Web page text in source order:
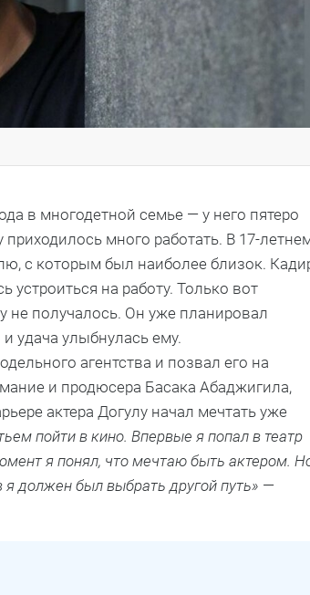
в многодетной семье — у него пятеро
много работать. В 17-
с которым был наиболее близок.
устроиться на работу. Только вот
не получалось. Он уже планировал
удача улыбнулась ему.
агентства и позвал его на
и продюсера Басака Абаджигила,
актера Догулу начал мечтать уже
пойти в кино. Впервые я попал в театр
я понял, что мечтаю быть актером.
должен был выбрать другой путь» —